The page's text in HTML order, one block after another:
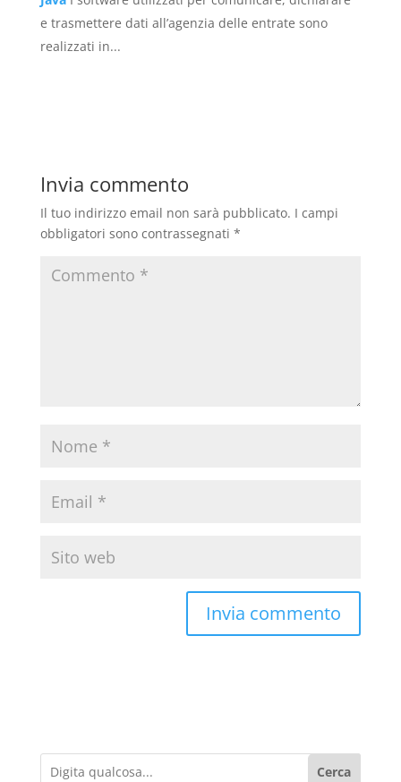
e trasmettere dati all’agenzia delle entrate sono
realizzati in...
Invia commento
Il tuo indirizzo email non sarà pubblicato. I campi
obbligatori sono contrassegnati *
Cerca